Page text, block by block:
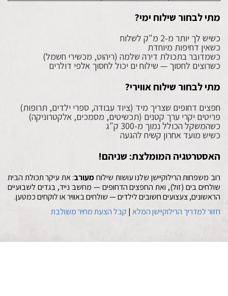
מתי לבחור שילוח ימי?
כשיש לך יותר מ-2 מ"ק לשלוח
כשאין דחיפות מיוחדת
כשמדובר בתכולת דירה שלמה (ריהוט, מכשירי חשמל)
כשרוצים לחסוך — שילוח ים יכול לחסוך אלפי דולרים
מתי לבחור שילוח אווירי?
חפצים דחופים שצריך מיד (ציוד עבודה, ספרי ילדים, תרופות)
פריטים יקרי ערך קטנים (תכשיטים, מסמכים, אלקטרוניקה)
כשהמשקל הכולל נמוך מ-300 ק"ג
כשיש מועד אחרון קשיח להגעה
האסטרטגיה המומלצת: שניהם!
רוב משפחות הרילוקיישן שלנו עושות שילוחמעורב: את עיקר תכולת הבית
שולחים בים (זול), ואת החפצים הדחופים — מחשב נייד, בגדים לשבועיים
הראשונים, צעצועים חשובים לילדים — שולחים באוויר או לוקחים כמטען.
חזור למדריך הרילוקיישן המלא | קבל הצעת מחיר משולבת